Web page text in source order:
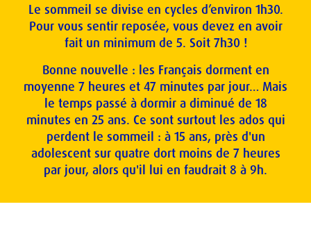
Le sommeil se divise en cycles d’environ 1h30.
Pour vous sentir reposée, vous devez en avoir
fait un minimum de 5. Soit 7h30 !
Bonne nouvelle : les Français dorment en
moyenne 7 heures et 47 minutes par jour… Mais
le temps passé à dormir a diminué de 18
minutes en 25 ans. Ce sont surtout les ados qui
perdent le sommeil : à 15 ans, près d'un
adolescent sur quatre dort moins de 7 heures
par jour, alors qu'il lui en faudrait 8 à 9h.